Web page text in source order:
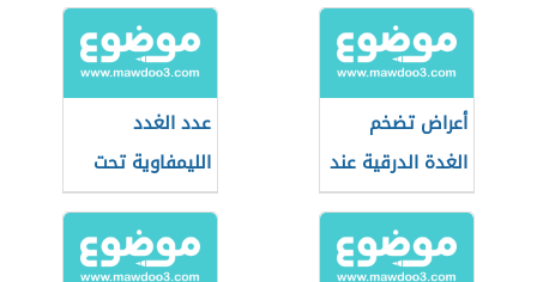
أعراض تضخم
الغدة الدرقية عند
النساء
عدد الغدد
الليمفاوية تحت
الإبط